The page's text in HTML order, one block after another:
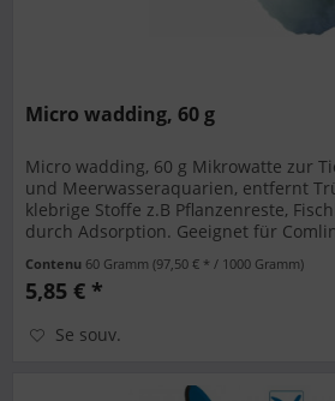
Micro wadding, 60 g
Micro wadding, 60 g Mikrowatte zur
und Meerwasseraquarien, entfernt
klebrige Stoffe z.B Pflanzenreste,
durch Adsorption. Geeignet für
Contenu 60 Gramm(97,50 € * / 1000 Gramm)
5,85 € *
Se souv.